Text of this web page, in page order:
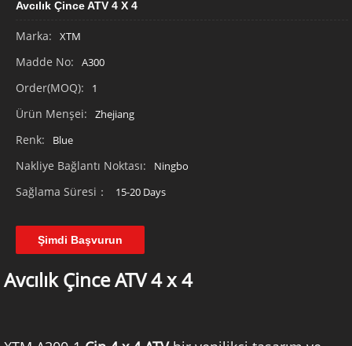
Avcılık Çince ATV 4 X 4
Marka: XTM
Madde No: A300
Order(MOQ): 1
Ürün Menşei: Zhejiang
Renk: Blue
Nakliye Bağlantı Noktası: Ningbo
Sağlama Süresi： 15-20 Days
Şimdi Başvurun
Avcılık Çince ATV 4 x 4